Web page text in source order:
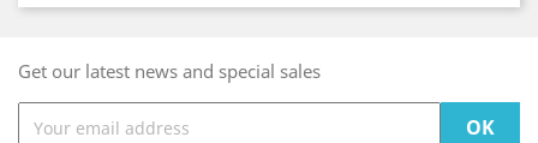
Get our latest news and special sales